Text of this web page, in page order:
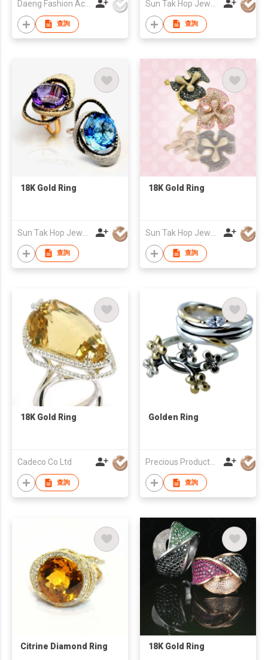
Daeng Fashion Accessories Co Ltd
查詢 查詢
18K Gold Ring
查詢
18K Gold Ring
查詢
18K Gold Ring
Cadeco Co Ltd
查詢
Golden Ring
Precious Products Jewelry Co Ltd
查詢
Citrine Diamond Ring 18K Gold Ring